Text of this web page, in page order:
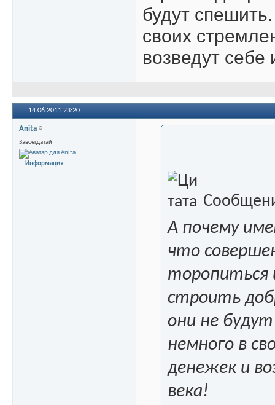
будут
своих
возведут
14.06.2011 23:20
Anita
Завсегдатай
Информация
А почему
что
торопиться
строить
они не
немного в
денежек и
века!